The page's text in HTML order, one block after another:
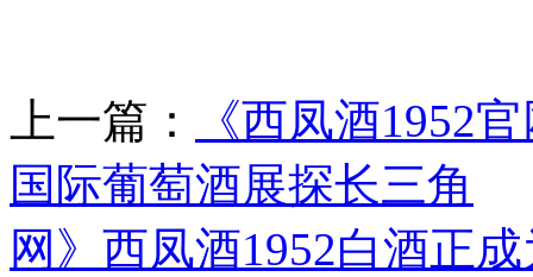
上一篇：
《西凤酒1952
国际葡萄酒展探长三角
网》西凤酒1952白酒正